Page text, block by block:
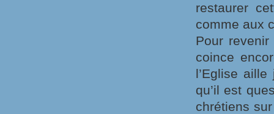
restaurer
comme aux
Pour
coince
l’Eglise aille
qu’il est
chrétiens